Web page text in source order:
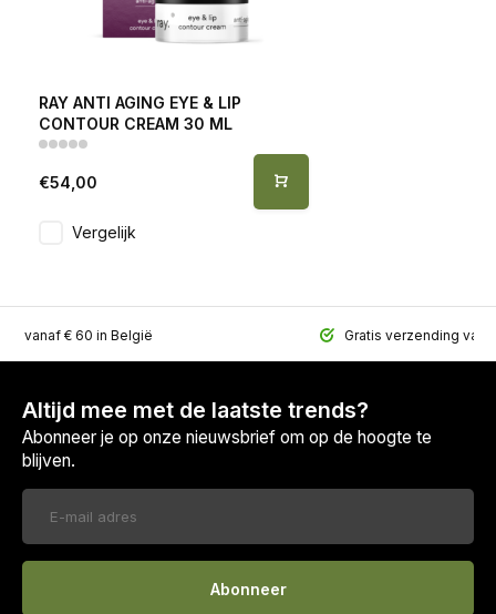
RAY ANTI AGING EYE & LIP
CONTOUR CREAM 30 ML
€54,00
Vergelijk
vanaf € 60 in België Gratis verzending
Altijd mee met de laatste trends?
Abonneer je op onze nieuwsbrief om op de hoogte te
blijven.
Abonneer